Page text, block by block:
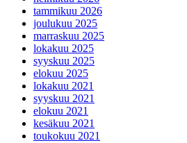
tammikuu 2026
joulukuu 2025
marraskuu 2025
lokakuu 2025
syyskuu 2025
elokuu 2025
lokakuu 2021
syyskuu 2021
elokuu 2021
kesäkuu 2021
toukokuu 2021